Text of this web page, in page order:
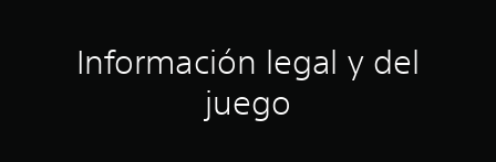
e
Información legal y del
juego